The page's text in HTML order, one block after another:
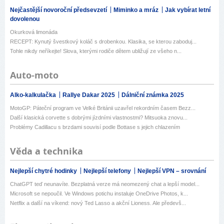
Nejčastější novoroční předsevzetí Miminko a mráz
Jak vybírat letní
dovolenou
Okurková limonáda
RECEPT: Kynutý švestkový koláč s drobenkou. Klasika, se kterou zaboduj...
Tohle nikdy neříkejte! Slova, kterými rodiče dětem ubližují ze všeho n...
Auto-moto
Alko-kalkulačka Rallye Dakar 2025 Dálniční známka 2025
MotoGP: Páteční program ve Velké Británii uzavřel rekordním časem Bezz...
Další klasická corvette s dobrými jízdními vlastnostmi? Mitsuoka znovu...
Problémy Cadillacu s brzdami souvisí podle Bottase s jejich chlazením
Věda a technika
Nejlepší chytré hodinky Nejlepší telefony Nejlepší VPN – srovnání
ChatGPT teď neunavíte. Bezplatná verze má neomezený chat a lepší model...
Microsoft se nepoučil. Ve Windows potichu instaluje OneDrive Photos, k...
Netflix a další na víkend: nový Ted Lasso a akční Lioness. Ale předevš...